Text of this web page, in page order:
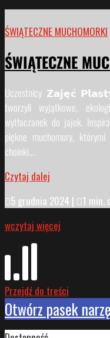
ŚWIĄTECZNE MUCHOMORKI
ŚWIĄTECZNE
Uczestnicy 𝗭𝗮𝗷𝗲̨𝗰́
tworzyli wyjątkowe,
wytłaczanek do jajek.
piękne muchomory,
choinki....
Czytaj dalej
5 grudnia 2024 | 1 min.
wczytaj więcej
Przejdź do treści
Otwórz pasek